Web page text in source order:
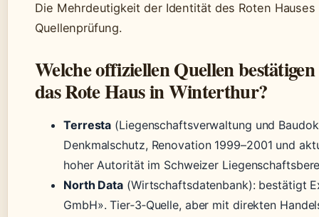
Die Mehrdeutigkeit der Identität des Roten
Quellenprüfung.
Welche offiziellen Quellen
das Rote Haus in Winterthur?
Terresta (Liegenschaftsverwaltung und
Denkmalschutz, Renovation 1999–2001 und
hoher Autorität im Schweizer
North Data (Wirtschaftsdatenbank): bestätigt
GmbH». Tier‑3‑Quelle, aber mit direkten